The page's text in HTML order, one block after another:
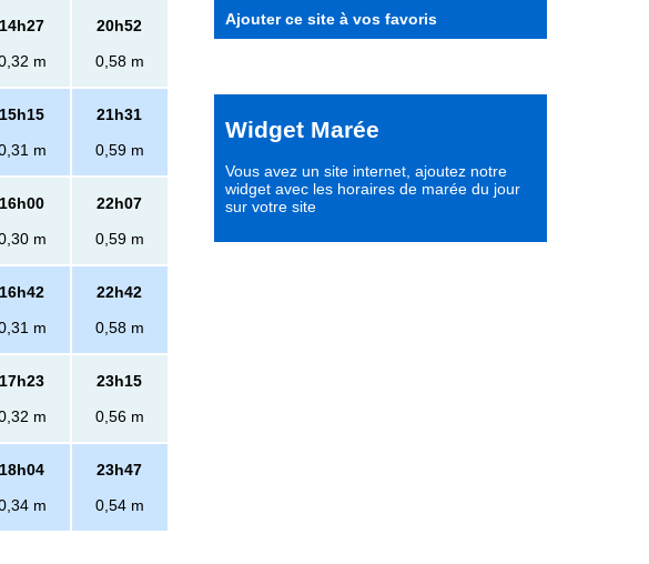
14h27
m
20h52
0,58 m
15h15
m
21h31
0,59 m
16h00
m
22h07
0,59 m
16h42
m
22h42
0,58 m
17h23
m
23h15
0,56 m
18h04
m
23h47
0,54 m
Ajouter ce site à vos favoris
Widget Marée
Vous avez un site internet, ajoutez notre
widget avec les horaires de marée du jour
sur votre site